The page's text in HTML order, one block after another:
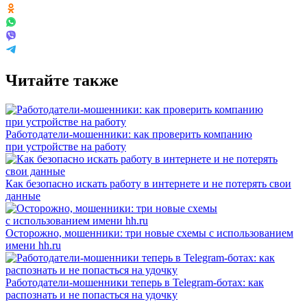
Читайте также
Работодатели-мошенники: как проверить компанию
при устройстве на работу
Как безопасно искать работу в интернете и не потерять свои
данные
Осторожно, мошенники: три новые схемы с использованием
имени hh.ru
Работодатели-мошенники теперь в Telegram-ботах: как
распознать и не попасться на удочку